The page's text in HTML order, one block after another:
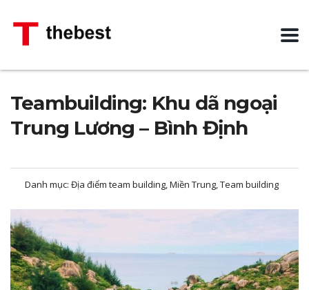
Teambuilding: Khu dã ngoại
Trung Lương – Bình Định
Danh mục: Địa điểm team building, Miền Trung, Team building